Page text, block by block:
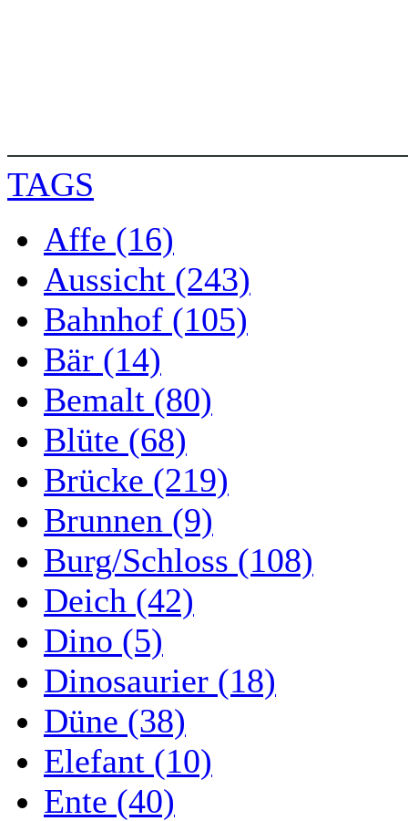
TAGS
Affe (16)
Aussicht (243)
Bahnhof (105)
Bär (14)
Bemalt (80)
Blüte (68)
Brücke (219)
Brunnen (9)
Burg/Schloss (108)
Deich (42)
Dino (5)
Dinosaurier (18)
Düne (38)
Elefant (10)
Ente (40)